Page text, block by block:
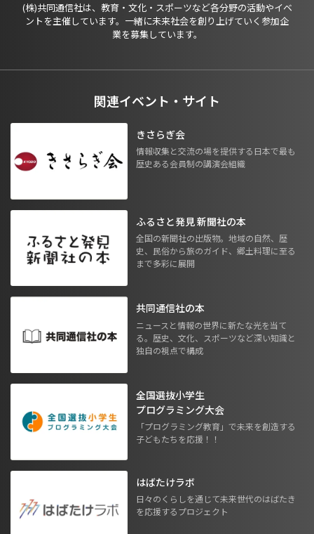
(株)共同通信社は、教育・文化・スポーツなど各分野の活動やイベ
ントを主催しています。一緒に未来社会を創り上げていく参加企
業を募集しています。
関連イベント・サイト
きさらぎ会
情報収集と交流の場を提供する日本で最も
歴史ある会員制の講演会組織
ふるさと発見 新聞社の本
全国の新聞社の出版物。地域の自然、歴
史、民俗から旅のガイド、郷土料理に至る
まで多彩に展開
共同通信社の本
ニュースと情報の世界に新たな光を当て
る。歴史、文化、スポーツなど深い知識と
独自の視点で構成
全国選抜小学生
プログラミング大会
「プログラミング教育」で未来を創造する
子どもたちを応援！！
はばたけラボ
日々のくらしを通じて未来世代のはばたき
を応援するプロジェクト